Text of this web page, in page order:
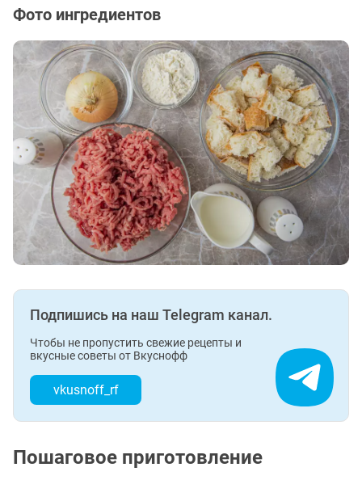
Фото ингредиентов
Подпишись на наш Telegram канал.
Чтобы не пропустить свежие рецепты и
вкусные советы от Вкуснофф
vkusnoff_rf
Пошаговое приготовление